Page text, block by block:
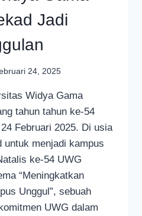
Jadi
24, 2025
Widya Gama
tahun tahun ke-54
Februari 2025. Di usia
untuk menjadi kampus
ke-54 UWG
“Meningkatkan
Unggul”, sebuah
UWG dalam